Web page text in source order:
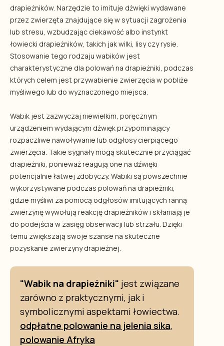
drapieżników. Narzędzie to imituje dźwięki wydawane
przez zwierzęta znajdujące się w sytuacji zagrożenia
lub stresu, wzbudzając ciekawość albo instynkt
łowiecki drapieżników, takich jak wilki, lisy czy rysie.
Stosowanie tego rodzaju wabików jest
charakterystyczne dla polowań na drapieżniki, podczas
których celem jest przywabienie zwierzęcia w pobliże
myśliwego lub do wyznaczonego miejsca.
Wabik jest zazwyczaj niewielkim, poręcznym
urządzeniem wydającym dźwięk przypominający
rozpaczliwe nawoływanie lub odgłosy cierpiącego
zwierzęcia. Takie sygnały mogą skutecznie przyciągać
drapieżniki, ponieważ reagują one na dźwięki
potencjalnie łatwej zdobyczy. Wabiki są powszechnie
wykorzystywane podczas polowań na drapieżniki,
gdzie myśliwi za pomocą odgłosów imitujących ranną
zwierzynę wywołują reakcję drapieżników i skłaniają je
do podejścia w zasięg obserwacji lub strzału. Dzięki
temu zwiększają swoje szanse na skuteczne
pozyskanie zwierzyny drapieżnej.
"Wabik na drapieżniki" jest związane
zarówno z praktycznymi, jak i
symbolicznymi aspektami łowiectwa.
odpłatne polowanie na jelenia sika,
polowanie Afryka